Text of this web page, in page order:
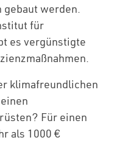
gebaut werden.
für
es vergünstigte
klimafreundlichen
Für einen
als 1000 €